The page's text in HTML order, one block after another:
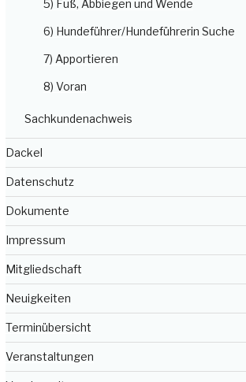
5) Fuß, Abbiegen und Wende
6) Hundeführer/Hundeführerin Suche
7) Apportieren
8) Voran
Sachkundenachweis
Dackel
Datenschutz
Dokumente
Impressum
Mitgliedschaft
Neuigkeiten
Terminübersicht
Veranstaltungen